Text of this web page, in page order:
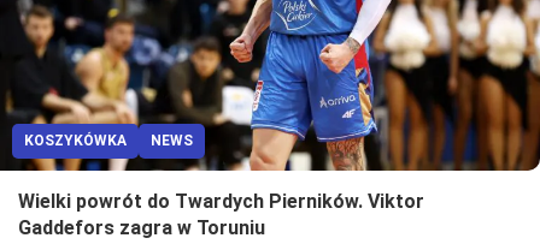
KOSZYKÓWKA NEWS
Wielki powrót do Twardych Pierników. Viktor
Gaddefors zagra w Toruniu